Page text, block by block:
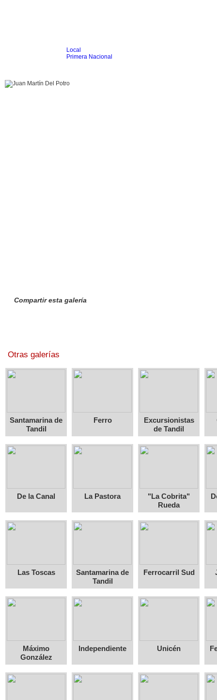
Local
Primera Nacional
Agrario
Compartir esta galería
Otras galerías
Santamarina de
Tandil
Ferro
Excursionistas
de Tandil
De la Canal La Pastora
"La Cobrita"
Rueda
Las Toscas
Santamarina de
Tandil
Ferrocarril Sud
Máximo
González
Independiente Unicén